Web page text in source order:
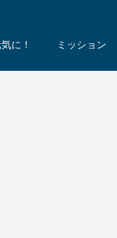
に！ ミッション